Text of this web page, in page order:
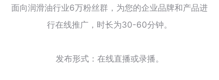
面向润滑油行业6万粉丝群，为您的企业品牌和产品进
行在线推广，时长为30-60分钟。
发布形式：在线直播或录播。